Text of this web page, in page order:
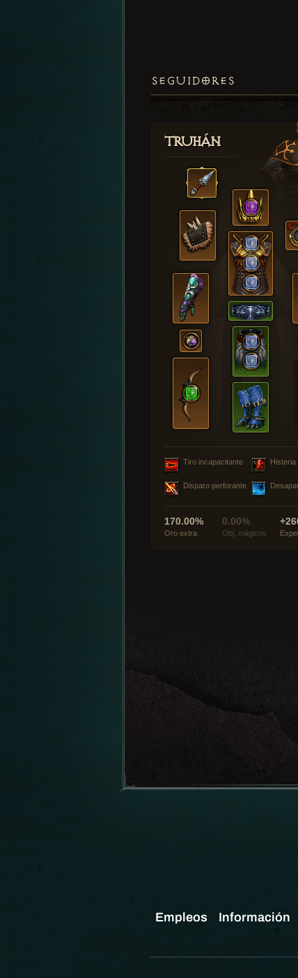
SEGUIDORES
Truhán
Tiro incapacitante Histeria
Disparo perforante
170.00%
Oro extra
0.00%
Obj. mágicos